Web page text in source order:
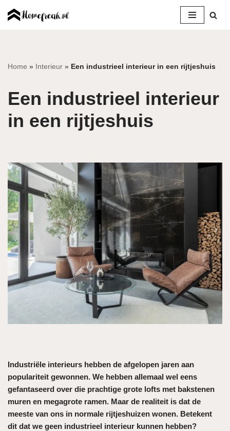
inhoud
Home » Interieur » Een industrieel interieur in een rijtjeshuis
Een industrieel interieur
in een rijtjeshuis
Industriële interieurs hebben de afgelopen jaren aan
populariteit gewonnen. We hebben allemaal wel eens
gefantaseerd over die prachtige grote lofts met bakstenen
muren en megagrote ramen. Maar de realiteit is dat de
meeste van ons in normale rijtjeshuizen wonen. Betekent
dit dat we geen industrieel interieur kunnen hebben?